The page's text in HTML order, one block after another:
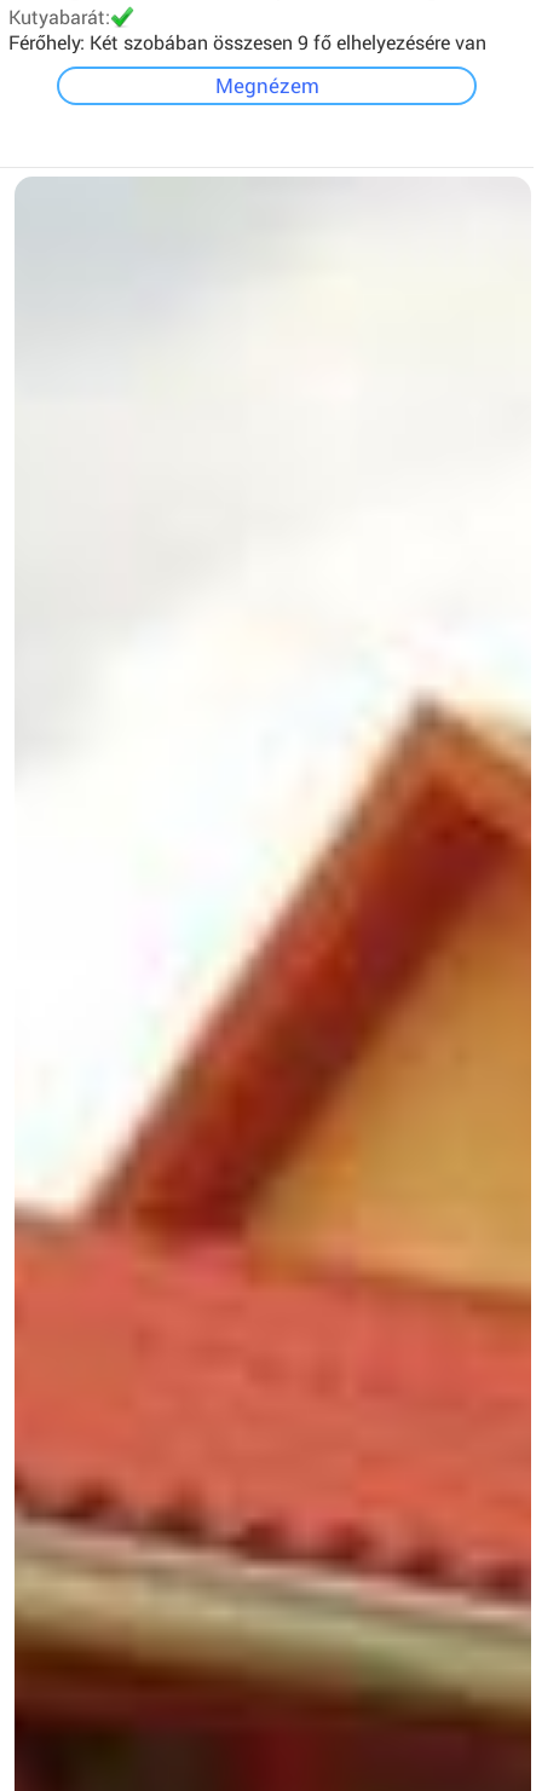
Kutyabarát:
Férőhely: Két szobában összesen 9 fő elhelyezésére van
lehetőség.A földszinti apartman 4 férőhelyes, egyszerű
felszereltségű. Emeleti apartman 5 férőhelyes, teljesen
Megnézem